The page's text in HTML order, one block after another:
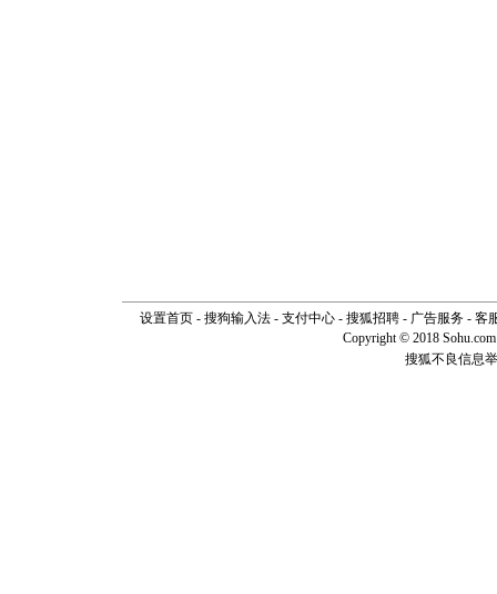
设置首页- 搜狗输入法- 支付中心- 搜狐招聘- 广告服务- 客
Copyright © 2018
搜狐不良信息